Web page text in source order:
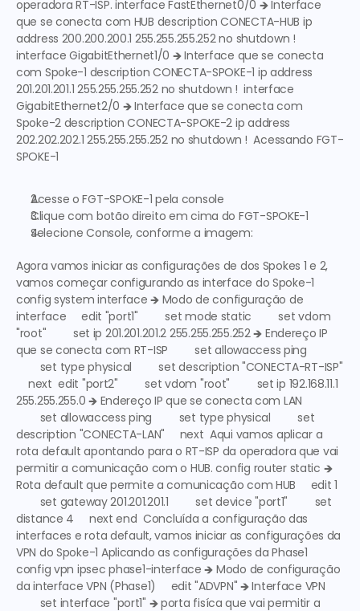
operadora RT-ISP. interface FastEthernet0/0 🡺 Interface
que se conecta com HUB description CONECTA-HUB ip
address 200.200.200.1 255.255.255.252 no shutdown !
interface GigabitEthernet1/0 🡺 Interface que se conecta
com Spoke-1 description CONECTA-SPOKE-1 ip address
201.201.201.1 255.255.255.252 no shutdown !  interface
GigabitEthernet2/0 🡺 Interface que se conecta com
Spoke-2 description CONECTA-SPOKE-2 ip address
202.202.202.1 255.255.255.252 no shutdown ! Acessando FGT-
SPOKE-1
Acesse o FGT-SPOKE-1 pela console
Clique com botão direito em cima do FGT-SPOKE-1
Selecione Console, conforme a imagem:
Agora vamos iniciar as configurações de dos Spokes 1 e 2,
vamos começar configurando as interface do Spoke-1
config system interface 🡺 Modo de configuração de
interface edit "port1"         set mode static         set vdom
"root"         set ip 201.201.201.2 255.255.255.252 🡺 Endereço IP
que se conecta com RT-ISP set allowaccess ping
set type physical         set description "CONECTA-RT-ISP"
next  edit "port2"         set vdom "root"         set ip 192.168.11.1
255.255.255.0 🡺 Endereço IP que se conecta com LAN
set allowaccess ping         set type physical         set
description "CONECTA-LAN"     next  Aqui vamos aplicar a
rota default apontando para o RT-ISP da operadora que vai
permitir a comunicação com o HUB. config router static 🡺
Rota default que permite a comunicação com HUB edit 1
set gateway 201.201.201.1         set device "port1"         set
distance 4     next end  Concluída a configuração das
interfaces e rota default, vamos iniciar as configurações da
VPN do Spoke-1 Aplicando as configurações da Phase1
config vpn ipsec phase1-interface 🡺 Modo de configuração
da interface VPN (Phase1)
edit "ADVPN" 🡺 Interface VPN
set interface "port1" 🡺 porta fisíca que vai permitir a